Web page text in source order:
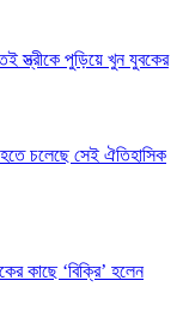
স্ত্রীকে পুড়িয়ে খুন যুবকের
চলেছে সেই ঐতিহাসিক
কাছে ‘বিক্রি’ হলেন